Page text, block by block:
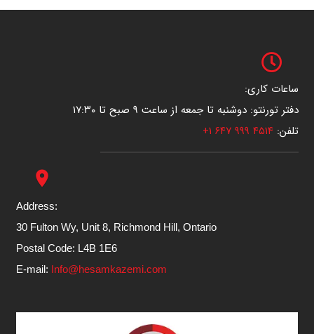
ساعات کاری:
دفتر تورنتو: دوشنبه تا جمعه از ساعت ۹ صبح تا ۱۷:۳۰
تلفن:۴۵۱۴ ۹۹۹ ۶۴۷ ۱+
place
Address:
30 Fulton Wy, Unit 8, Richmond Hill, Ontario
Postal Code: L4B 1E6
E-mail: Info@hesamkazemi.com